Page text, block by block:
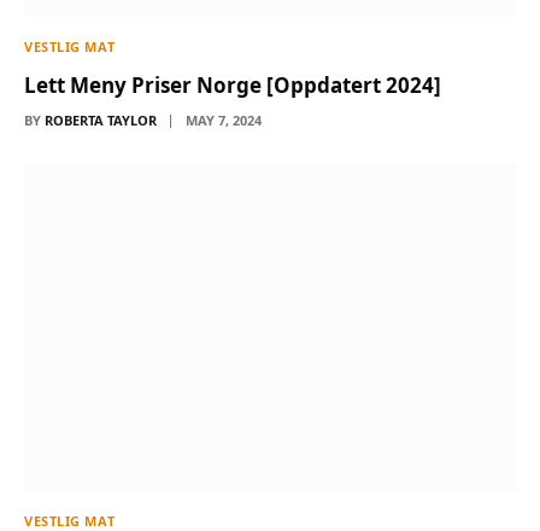
VESTLIG MAT
Lett Meny Priser Norge [Oppdatert 2024]
BY ROBERTA TAYLOR MAY 7, 2024
VESTLIG MAT